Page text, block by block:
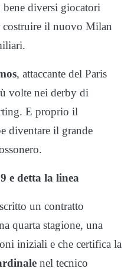
diversi giocatori
costruire il nuovo Milan
, attaccante del Paris
volte nei derby di
E proprio il
diventare il grande
e detta la linea
un contratto
quarta stagione, una
iniziali e che certifica la
nel tecnico